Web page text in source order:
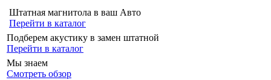
Штатная магнитола в ваш Авто
Перейти в каталог
Подберем акустику в замен штатной
Перейти в каталог
Мы знаем
Смотреть обзор